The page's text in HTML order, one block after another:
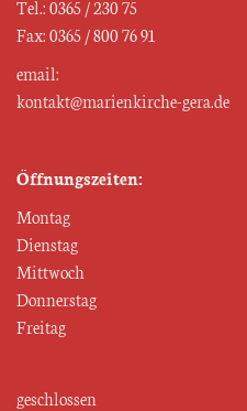
Tel.: 0365 / 230 75
Fax: 0365 / 800 76 91
email:
kontakt@marienkirche-gera.de
Öffnungszeiten:
Montag
Dienstag
Mittwoch
Donnerstag
Freitag
geschlossen